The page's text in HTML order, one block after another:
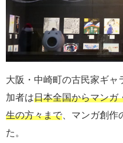
大阪・中崎町の古民家ギャ
加者は日本全国からマンガ
生の方々まで 、マンガ創
た。